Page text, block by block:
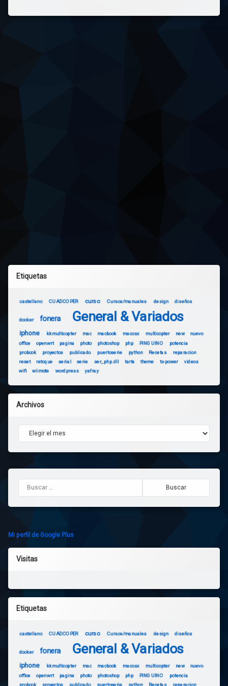
Etiquetas
castellano CUADCOPER curso Cursos/manuales design diseños
docker fonera General & Variados
iphone kkmulticopter mac macbook macosx multicopter new
nuevo
office
openwrt pagina photo photoshop php PINGUINO
potencia
probook
proyectos publicado puertoserie python Recetas
reparacion
reset
retoque serial serie ser_php.dll tarta theme tx-power
videos
wifi
wiimote wordpress yafray
Archivos
Archivos
Mi perfil de Google Plus
Visitas
Etiquetas
castellano CUADCOPER curso Cursos/manuales design diseños
docker fonera General & Variados
iphone kkmulticopter mac macbook macosx multicopter new
nuevo
office
openwrt pagina photo photoshop php PINGUINO
potencia
probook
proyectos publicado puertoserie python Recetas reparacion